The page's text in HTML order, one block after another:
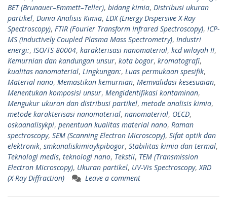
BET (Brunauer–Emmett–Teller), bidang kimia, Distribusi ukuran
partikel, Dunia Analisis Kimia, EDX (Energy Dispersive X-Ray
Spectroscopy), FTIR (Fourier Transform Infrared Spectroscopy), ICP-
MS (Inductively Coupled Plasma Mass Spectrometry), Industri
energi:, ISO/TS 80004, karakterisasi nanomaterial, kcd wilayah II,
Kemurnian dan kandungan unsur, kota bogor, kromatografi,
kualitas nanomaterial, Lingkungan:, Luas permukaan spesifik,
Material nano, Memastikan kemurnian, Memvalidasi kesesuaian,
Menentukan komposisi unsur, Mengidentifikasi kontaminan,
Mengukur ukuran dan distribusi partikel, metode analisis kimia,
metode karakterisasi nanomaterial, nanomaterial, OECD,
oskaanalisykpi, penentuan kualitas material nano, Raman
spectroscopy, SEM (Scanning Electron Microscopy), Sifat optik dan
elektronik, smkanaliskimiaykpibogor, Stabilitas kimia dan termal,
Teknologi medis, teknologi nano, Tekstil, TEM (Transmission
Electron Microscopy), Ukuran partikel, UV-Vis Spectroscopy, XRD
(X-Ray Diffraction)
Leave a comment